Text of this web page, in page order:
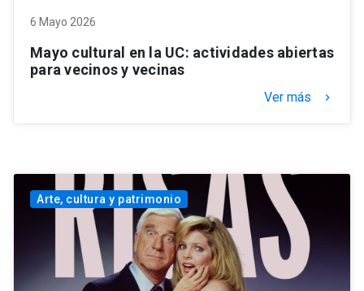
6 Mayo 2026
Mayo cultural en la UC: actividades abiertas
para vecinos y vecinas
Ver más keyboard_arrow_right
Arte, cultura y patrimonio